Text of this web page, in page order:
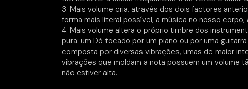
Mais volume cria, através dos dois factores
forma mais literal possível, a música no nosso
Mais volume altera o próprio timbre dos
pura: um Dó tocado por um piano ou por uma
composta por diversas vibrações, umas de maior
vibrações que moldam a nota possuem um volume
não estiver alta.